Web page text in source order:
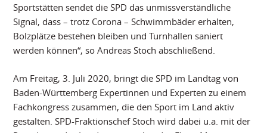
Sportstätten sendet die SPD das unmissverständliche
Signal, dass – trotz Corona – Schwimmbäder erhalten,
Bolzplätze bestehen bleiben und Turnhallen saniert
werden können“, so Andreas Stoch abschließend.
Am Freitag, 3. Juli 2020, bringt die SPD im Landtag von
Baden-Württemberg Expertinnen und Experten zu einem
Fachkongress zusammen, die den Sport im Land aktiv
gestalten. SPD-Fraktionschef Stoch wird dabei u.a. mit der